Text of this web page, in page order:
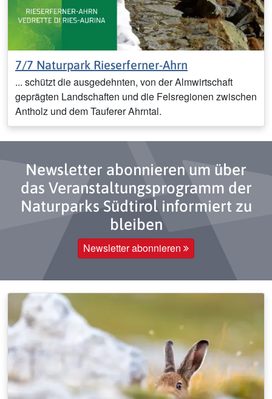
7/7 Naturpark Rieserferner-Ahrn
... schützt die ausgedehnten, von der Almwirtschaft
geprägten Landschaften und die Felsregionen zwischen
Antholz und dem Tauferer Ahrntal.
Newsletter abonnieren um über
das Veranstaltungsprogramm der
Naturparks Südtirol informiert zu
bleiben
Newsletter abonnieren